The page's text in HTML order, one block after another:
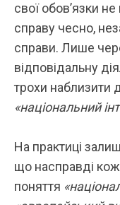
свої обов’язки
справу чесно,
справи. Лише
відповідальну
трохи наблизити
«національний
На практиці
що насправді
поняття